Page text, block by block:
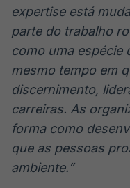
expertise está
parte do trabalho
como uma espécie
mesmo tempo em
discernimento,
carreiras. As
forma como
que as pessoas
ambiente.”